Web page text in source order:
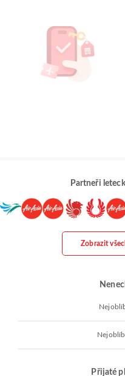
Partneři
Zobrazit
Přijaté